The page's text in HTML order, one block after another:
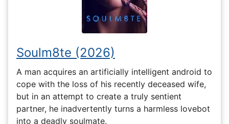
Soulm8te (2026)
A man acquires an artificially intelligent android to
cope with the loss of his recently deceased wife,
but in an attempt to create a truly sentient
partner, he inadvertently turns a harmless lovebot
into a deadly soulmate.